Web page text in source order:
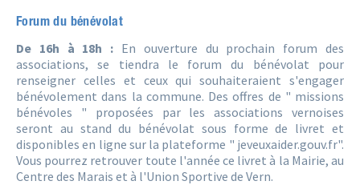
Forum du bénévolat
De 16h à 18h : En ouverture du prochain forum des
associations, se tiendra le forum du bénévolat pour
renseigner celles et ceux qui souhaiteraient s'engager
bénévolement dans la commune. Des offres de " missions
bénévoles " proposées par les associations vernoises
seront au stand du bénévolat sous forme de livret et
disponibles en ligne sur la plateforme " jeveuxaider.gouv.fr".
Vous pourrez retrouver toute l'année ce livret à la Mairie, au
Centre des Marais et à l'Union Sportive de Vern.